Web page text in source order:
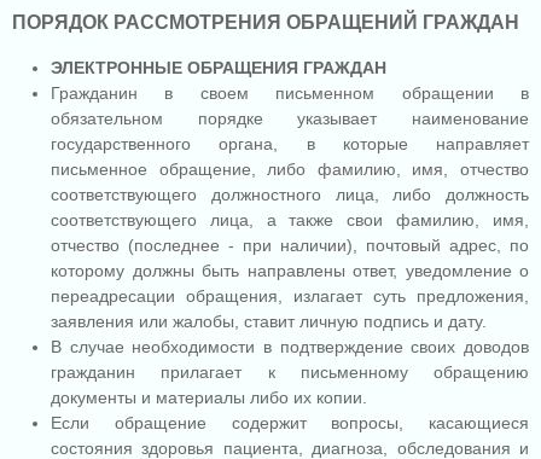
ПОРЯДОК РАССМОТРЕНИЯ ОБРАЩЕНИЙ ГРАЖДАН
ЭЛЕКТРОННЫЕ ОБРАЩЕНИЯ ГРАЖДАН
Гражданин в своем письменном обращении в
обязательном порядке указывает наименование
государственного органа, в которые направляет
письменное обращение, либо фамилию, имя, отчество
соответствующего должностного лица, либо должность
соответствующего лица, а также свои фамилию, имя,
отчество (последнее - при наличии), почтовый адрес, по
которому должны быть направлены ответ, уведомление о
переадресации обращения, излагает суть предложения,
заявления или жалобы, ставит личную подпись и дату.
В случае необходимости в подтверждение своих доводов
гражданин прилагает к письменному обращению
документы и материалы либо их копии.
Если обращение содержит вопросы, касающиеся
состояния здоровья пациента, диагноза, обследования и